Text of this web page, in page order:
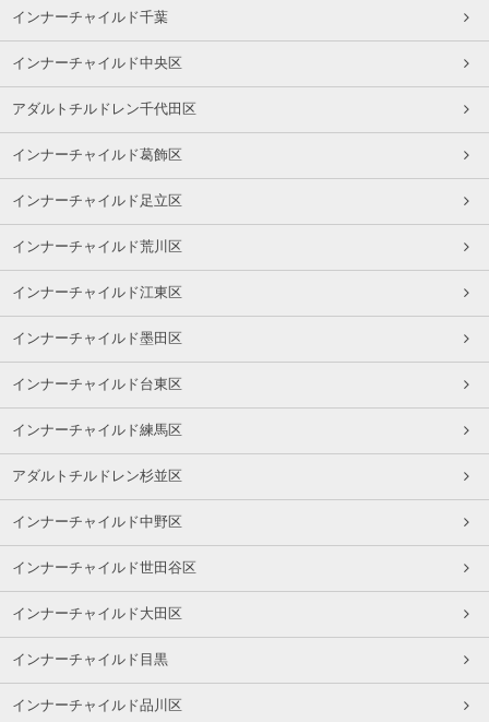
インナーチャイルド千葉
インナーチャイルド中央区
アダルトチルドレン千代田区
インナーチャイルド葛飾区
インナーチャイルド足立区
インナーチャイルド荒川区
インナーチャイルド江東区
インナーチャイルド墨田区
インナーチャイルド台東区
インナーチャイルド練馬区
アダルトチルドレン杉並区
インナーチャイルド中野区
インナーチャイルド世田谷区
インナーチャイルド大田区
インナーチャイルド目黒
インナーチャイルド品川区